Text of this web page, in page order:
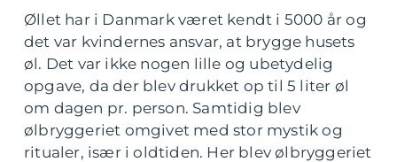
Øllet har i Danmark været kendt i 5000 år og
det var kvindernes ansvar, at brygge husets
øl. Det var ikke nogen lille og ubetydelig
opgave, da der blev drukket op til 5 liter øl
om dagen pr. person. Samtidig blev
ølbryggeriet omgivet med stor mystik og
ritualer, især i oldtiden. Her blev ølbryggeriet